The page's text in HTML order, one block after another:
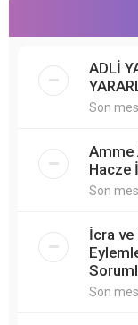
ADLİ
Son
Amme
Hacze
Son
İcra
Son